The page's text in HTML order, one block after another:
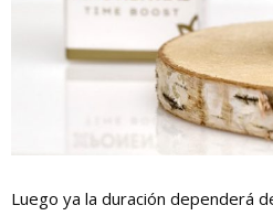
Luego ya la duración dependerá